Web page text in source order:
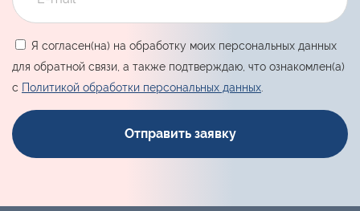
Я согласен(на) на обработку моих персональных данных
для обратной связи, а также подтверждаю, что ознакомлен(а)
с Политикой обработки персональных данных